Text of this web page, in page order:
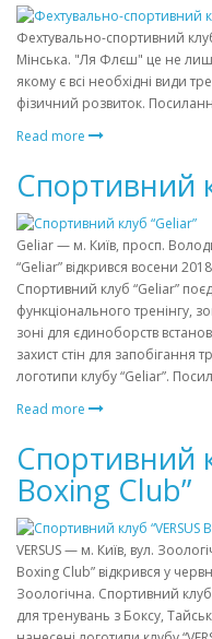
Фехтувально-спортивний
Мінська. "Ля Флєш" це не
якому є всі необхідні види
фізичний розвиток.
Read more
Спортивний
Geliar — м. Київ, просп.
“Geliar” відкрився восени
Спортивний клуб “Geliar”
функціонального тренінгу,
зоні для єдиноборств
захист стін для запобігання
логотипи клубу “Geliar”.
Read more
Спортивний
Boxing Club”
VERSUS — м. Київ, вул.
Boxing Club” відкрився у
Зоологічна. Спортивний клуб
для тренувань з Боксу,